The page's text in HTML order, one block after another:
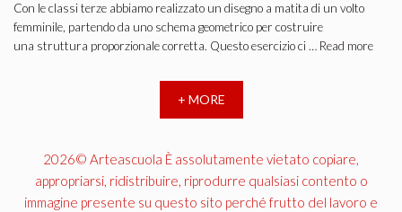
Con le classi terze abbiamo realizzato un disegno a matita di un volto
femminile, partendo da uno schema geometrico per costruire
una struttura proporzionale corretta. Questo esercizio ci … Read more
+ MORE
2026© Arteascuola È assolutamente vietato copiare,
appropriarsi, ridistribuire, riprodurre qualsiasi contento o
immagine presente su questo sito perché frutto del lavoro e